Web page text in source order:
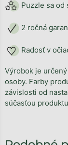
Puzzle sa od
2 ročná
Radosť v
Výrobok je
osoby. Farby
závislosti od
súčasťou